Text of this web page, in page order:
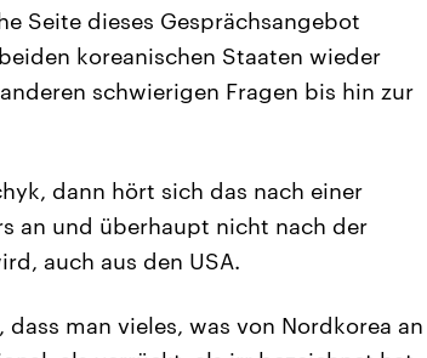
Seite dieses Gesprächsangebot
koreanischen Staaten wieder
schwierigen Fragen bis hin zur
dann hört sich das nach einer
an und überhaupt nicht nach der
auch aus den USA.
man vieles, was von Nordkorea an